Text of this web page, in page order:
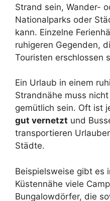
Strand sein, Wander-
Nationalparks oder
kann. Einzelne
ruhigeren Gegenden,
Touristen erschlossen
Ein Urlaub in einem
Strandnähe muss
gemütlich sein. Oft ist
gut vernetzt und
transportieren
Städte.
Beispielsweise gibt es
Küstennähe viele
Bungalowdörfer, die